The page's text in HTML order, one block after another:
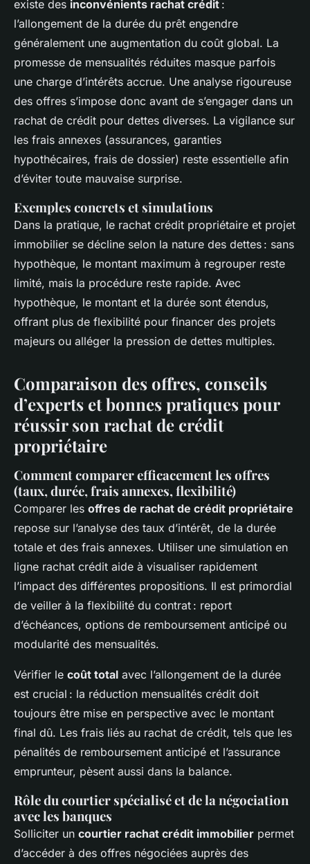
existe des inconvénients rachat crédit :
l’allongement de la durée du prêt engendre
généralement une augmentation du coût global. La
promesse de mensualités réduites masque parfois
une charge d’intérêts accrue. Une analyse rigoureuse
des offres s’impose donc avant de s’engager dans un
rachat de crédit pour dettes diverses. La vigilance sur
les frais annexes (assurances, garanties
hypothécaires, frais de dossier) reste essentielle afin
d’éviter toute mauvaise surprise.
Exemples concrets et simulations
Dans la pratique, le rachat crédit propriétaire et projet
immobilier se décline selon la nature des dettes : sans
hypothèque, le montant maximum à regrouper reste
limité, mais la procédure reste rapide. Avec
hypothèque, le montant et la durée sont étendus,
offrant plus de flexibilité pour financer des projets
majeurs ou alléger la pression de dettes multiples.
Comparaison des offres, conseils
d’experts et bonnes pratiques pour
réussir son rachat de crédit
propriétaire
Comment comparer efficacement les offres
(taux, durée, frais annexes, flexibilité)
Comparer les offres de rachat de crédit propriétaire
repose sur l’analyse des taux d’intérêt, de la durée
totale et des frais annexes. Utiliser une simulation en
ligne rachat crédit aide à visualiser rapidement
l’impact des différentes propositions. Il est primordial
de veiller à la flexibilité du contrat : report
d’échéances, options de remboursement anticipé ou
modularité des mensualités.
Vérifier le coût total avec l’allongement de la durée
est crucial : la réduction mensualités crédit doit
toujours être mise en perspective avec le montant
final dû. Les frais liés au rachat de crédit, tels que les
pénalités de remboursement anticipé et l’assurance
emprunteur, pèsent aussi dans la balance.
Rôle du courtier spécialisé et de la négociation
avec les banques
Solliciter un courtier rachat crédit immobilier permet
d’accéder à des offres négociées auprès des